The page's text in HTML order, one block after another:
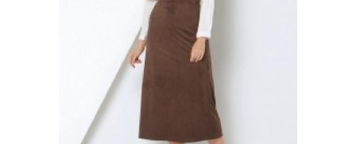
Образ с юбкой